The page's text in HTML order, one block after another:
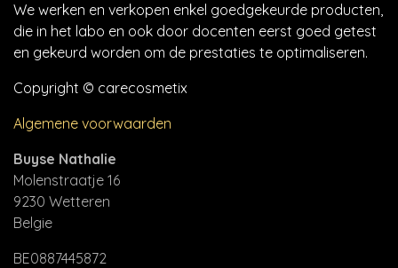
We werken en verkopen enkel goedgekeurde producten,
die in het labo en ook door docenten eerst goed getest
en gekeurd worden om de prestaties te optimaliseren.
Copyright © carecosmetix
Algemene voorwaarden
Buyse Nathalie
Molenstraatje 16
9230 Wetteren
Belgie
BE0887445872